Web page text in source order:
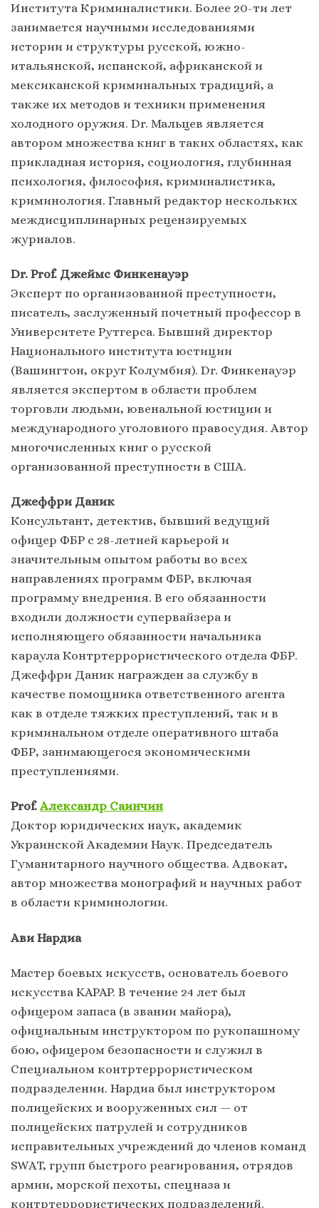
Института Криминалистики. Более 20-ти лет
занимается научными исследованиями
истории и структуры русской, южно-
итальянской, испанской, африканской и
мексиканской криминальных традиций, а
также их методов и техники применения
холодного оружия. Dr. Мальцев является
автором множества книг в таких областях, как
прикладная история, социология, глубинная
психология, философия, криминалистика,
криминология. Главный редактор нескольких
междисциплинарных рецензируемых
журналов.
Dr. Prof. Джеймс Финкенауэр
Эксперт по организованной преступности,
писатель, заслуженный почетный профессор в
Университете Рутгерса. Бывший директор
Национального института юстиции
(Вашингтон, округ Колумбия). Dr. Финкенауэр
является экспертом в области проблем
торговли людьми, ювенальной юстиции и
международного уголовного правосудия. Автор
многочисленных книг о русской
организованной преступности в США.
Джеффри Даник
Консультант, детектив, бывший ведущий
офицер ФБР с 28-летней карьерой и
значительным опытом работы во всех
направлениях программ ФБР, включая
программу внедрения. В его обязанности
входили должности супервайзера и
исполняющего обязанности начальника
караула Контртеррористического отдела ФБР.
Джеффри Даник награжден за службу в
качестве помощника ответственного агента
как в отделе тяжких преступлений, так и в
криминальном отделе оперативного штаба
ФБР, занимающегося экономическими
преступлениями.
Prof.Александр Саинчин
Доктор юридических наук, академик
Украинской Академии Наук. Председатель
Гуманитарного научного общества. Адвокат,
автор множества монографий и научных работ
в области криминологии.
Ави Нардиа
Мастер боевых искусств, основатель боевого
искусства KAPAP. В течение 24 лет был
офицером запаса (в звании майора),
официальным инструктором по рукопашному
бою, офицером безопасности и служил в
Специальном контртеррористическом
подразделении. Нардиа был инструктором
полицейских и вооруженных сил — от
полицейских патрулей и сотрудников
исправительных учреждений до членов команд
SWAT, групп быстрого реагирования, отрядов
армии, морской пехоты, спецназа и
контртеррористических подразделений.